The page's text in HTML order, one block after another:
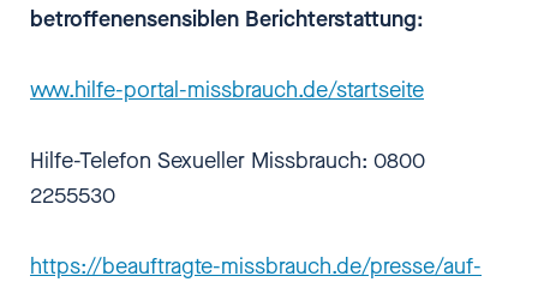
betroffenensensiblen Berichterstattung:
www.hilfe-portal-missbrauch.de/startseite
Hilfe-Telefon Sexueller Missbrauch: 0800
2255530
https://beauftragte-missbrauch.de/presse/auf-